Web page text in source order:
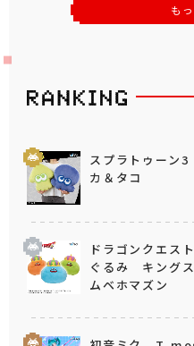
も
スプラトゥー
カ＆タコ
ドラゴンクエ
ぐるみ キング
ムベホマズン